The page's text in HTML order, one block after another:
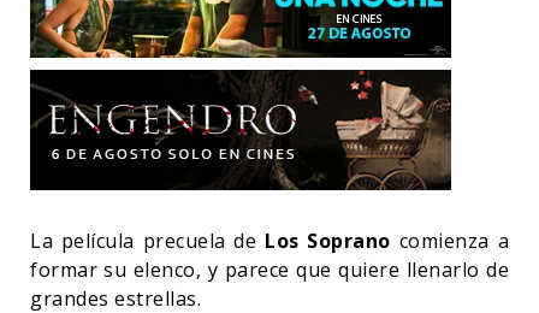
La película precuela de Los Soprano comienza a
formar su elenco, y parece que quiere llenarlo de
grandes estrellas.